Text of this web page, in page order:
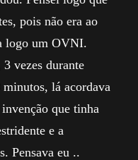
pois não era ao
logo um OVNI.
vezes durante
lá acordava
que tinha
e a
Pensava eu ..